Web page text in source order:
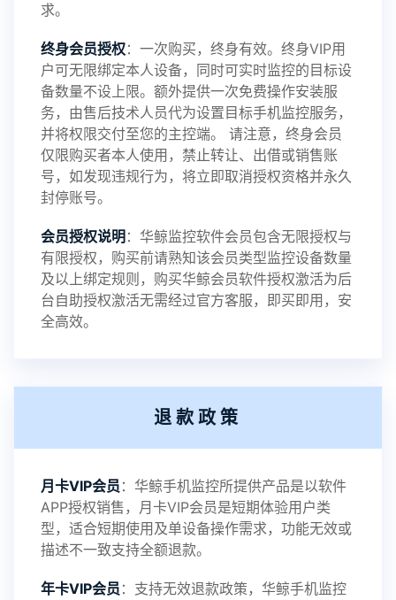
2024-10-08 V3.6
2024-03-16 V3.5
2023-01-12 V3.3
求。
终身会员授权：一次购买，终身有效。终身VIP用
户可无限绑定本人设备，同时可实时监控的目标设
备数量不设上限。额外提供一次免费操作安装服
务，由售后技术人员代为设置目标手机监控服务，
并将权限交付至您的主控端。 请注意，终身会员
仅限购买者本人使用，禁止转让、出借或销售账
号，如发现违规行为，将立即取消授权资格并永久
封停账号。
会员授权说明 ：华鲸监控软件会员包含无限授权与
有限授权，购买前请熟知该会员类型监控设备数量
及以上绑定规则，购买华鲸会员软件授权激活为后
台自助授权激活无需经过官方客服，即买即用，安
全高效。
退款政策
月卡VIP会员 ：华鲸手机监控所提供产品是以软件
APP授权销售，月卡VIP会员是短期体验用户类
型，适合短期使用及单设备操作需求，功能无效或
描述不一致支持全额退款。
年卡VIP会员 ：支持无效退款政策，华鲸手机监控